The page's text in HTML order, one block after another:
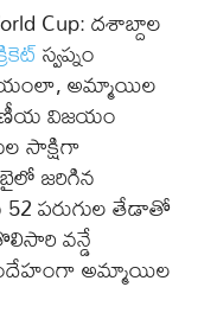
Cup: దశాబ్దాల
స్వప్నం
అమ్మాయిల
విజయం
సాక్షిగా
జరిగిన
52 పరుగుల తేడాతో
వన్డే
అమ్మాయిల